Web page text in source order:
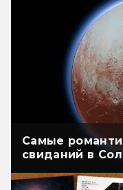
Самые
свиданий в